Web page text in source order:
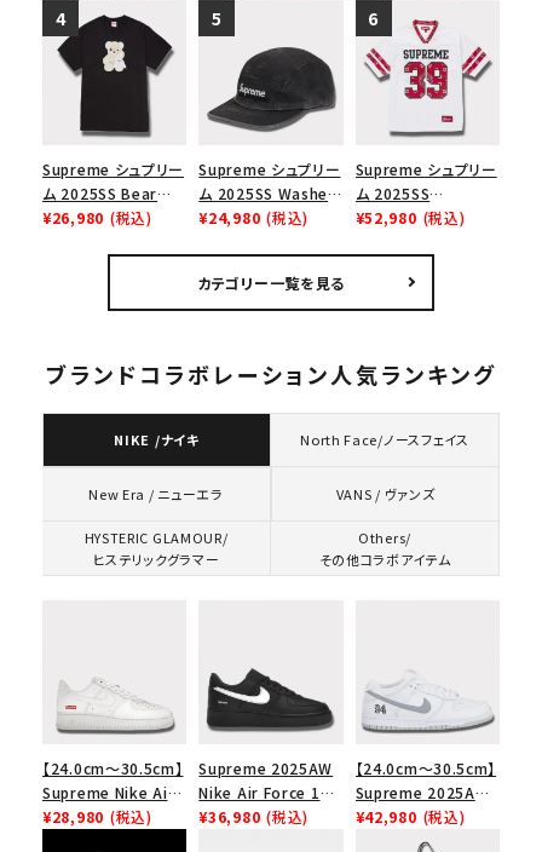
Box Logo Tee ファ
イヤーリリーフボック
スロゴTシャツ ホワ
イト 白
リーム ナイキエアフォ
ース１スニーカー シ
ューズ ホワイト
Logo New Era Cap
チャンピオンシップボ
ックスロゴニューエラ
キャップ ブラック 黒
Supreme シュプリー
ム 2025SS Bear
Tee ベア Tシャツ ブ
¥26,980 (税込)
Supreme シュプリー
ム 2025SS Washed
Chino Twill Camp
ブラック 黒
¥24,980 (税込)
Supreme シュプリー
ム 2025SS
Bandana Football
¥52,980 (税込)
カテゴリー一覧を見る
ブランドコラボレーション人気ランキング
NIKE /ナイキ North Face/ノースフェイス
New Era / ニューエラ VANS / ヴァンズ
HYSTERIC GLAMOUR/
ヒステリックグラマー
Others/
その他コラボアイテム
【24.0cm～30.5cm】
Supreme Nike Air
Force 1 Low シュプ
¥28,980 (税込)
Supreme 2025AW
Nike Air Force 1
Low シュプリーム ナ
¥36,980 (税込)
【24.0cm～30.5cm】
Supreme 2025AW
Nike SB Dunk Low
ナイキ SB ダンク ロ
¥42,980 (税込)